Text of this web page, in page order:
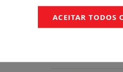
ACEITAR TODOS